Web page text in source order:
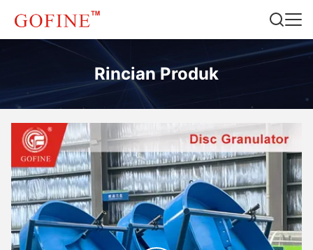
Rincian Produk